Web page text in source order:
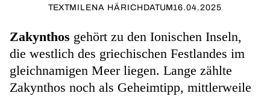
TEXTMILENA HÄRICH DATUM16.04.2025
Zakynthos gehört zu den Ionischen Inseln,
die westlich des griechischen Festlandes im
gleichnamigen Meer liegen. Lange zählte
Zakynthos noch als Geheimtipp, mittlerweile